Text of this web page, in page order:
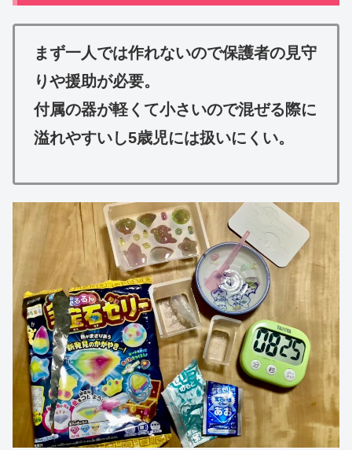
まず一人では作れないので保護者の見守
りや援助が必要。
付属の器が軽くて小さいので混ぜる際に
溢れやすいし5歳児には扱いにくい。